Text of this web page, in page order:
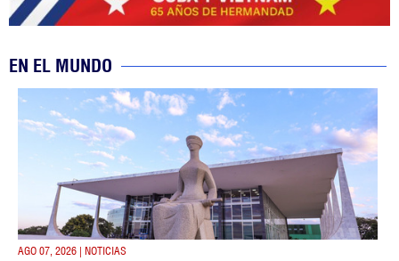
EN EL MUNDO
AGO 07, 2026 | NOTICIAS